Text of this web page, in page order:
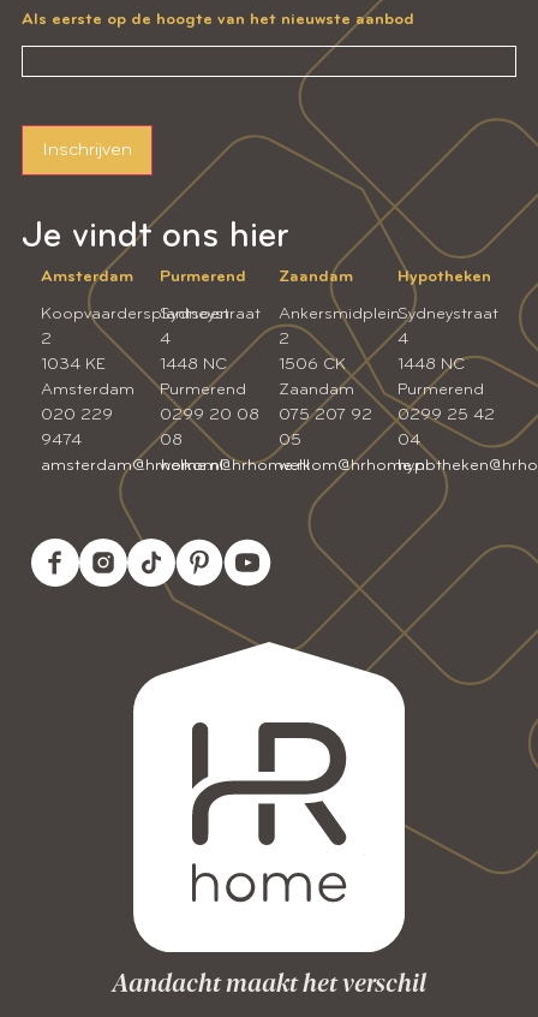
Je vindt ons hier
Amsterdam
Koopvaardersplantsoen
2
1034 KE
Amsterdam
020 229
9474
amsterdam@hrhome.nl
Purmerend
Sydneystraat
4
1448 NC
Purmerend
0299 20 08
08
welkom@hrhome.nl
Zaandam
Ankersmidplein
2
1506 CK
Zaandam
075 207 92
05
welkom@hrhome.nl
Hypotheken
Sydneystraat
4
1448 NC
Purmerend
0299 25 42
04
Als eerste op de hoogte van het nieuwste aanbod
Inschrijven
Aandacht maakt het verschil